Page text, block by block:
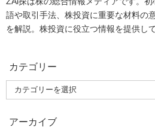
語や取引手法、株投資に重要な材料の
を解説。株投資に役立つ情報を提供し
カテゴリー
アーカイブ